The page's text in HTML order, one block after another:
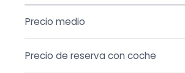
Precio medio
Precio de reserva con coche